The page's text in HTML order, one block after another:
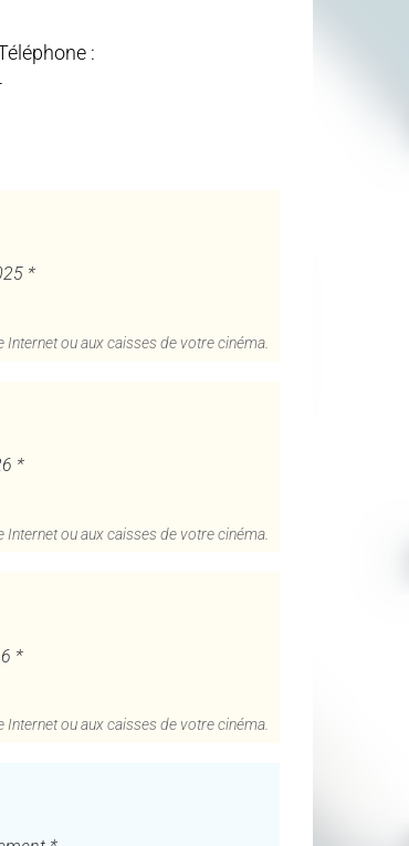
:
*
Internet ou aux caisses de votre cinéma.
*
Internet ou aux caisses de votre cinéma.
*
Internet ou aux caisses de votre cinéma.